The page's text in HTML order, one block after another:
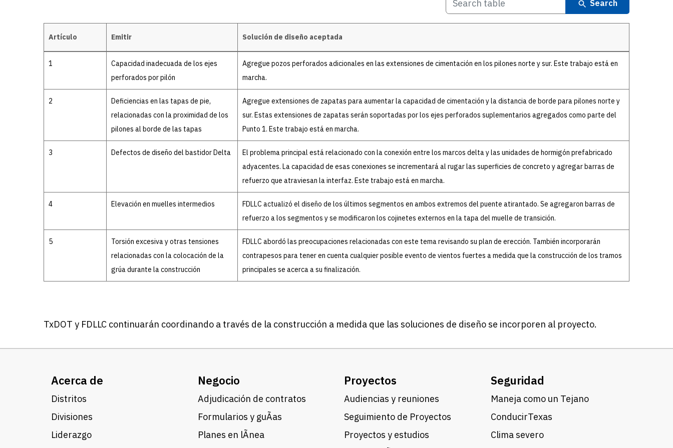
Search
Artículo Emitir Solución de diseño aceptada
1
Capacidad inadecuada de los ejes
perforados por pilón
Agregue pozos perforados adicionales en las extensiones de cimentación en los pilones norte y sur. Este trabajo está en
marcha.
2
Deficiencias en las tapas de pie,
relacionadas con la proximidad de los
pilones al borde de las tapas
Agregue extensiones de zapatas para aumentar la capacidad de cimentación y la distancia de borde para pilones norte y
sur. Estas extensiones de zapatas serán soportadas por los ejes perforados suplementarios agregados como parte del
Punto 1. Este trabajo está en marcha.
3 Defectos de diseño del bastidor Delta
El problema principal está relacionado con la conexión entre los marcos delta y las unidades de hormigón prefabricado
adyacentes. La capacidad de esas conexiones se incrementará al rugar las superficies de concreto y agregar barras de
refuerzo que atraviesan la interfaz. Este trabajo está en marcha.
4 Elevación en muelles intermedios
FDLLC actualizó el diseño de los últimos segmentos en ambos extremos del puente atirantado. Se agregaron barras de
refuerzo a los segmentos y se modificaron los cojinetes externos en la tapa del muelle de transición.
5
Torsión excesiva y otras tensiones
relacionadas con la colocación de la
grúa durante la construcción
FDLLC abordó las preocupaciones relacionadas con este tema revisando su plan de erección. También incorporarán
contrapesos para tener en cuenta cualquier posible evento de vientos fuertes a medida que la construcción de los tramos
principales se acerca a su finalización.
TxDOT y FDLLC continuarán coordinando a través de la construcción a medida que las soluciones de diseño se incorporen al proyecto.
Acerca de
Distritos
Divisiones
Liderazgo
Negocio
Adjudicación de contratos
Formularios y guÃ­as
Planes en lÃ­nea
Proyectos
Audiencias y reuniones
Seguimiento de Proyectos
Proyectos y estudios
Seguridad
Maneja como un Tejano
ConducirTexas
Clima severo